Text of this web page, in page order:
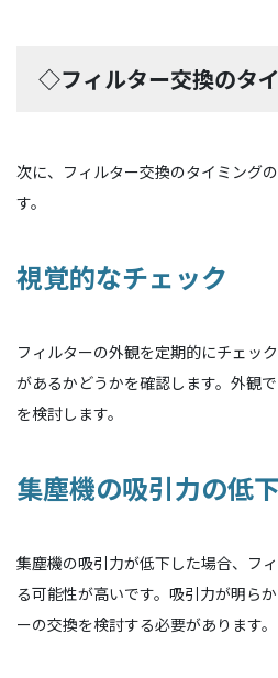
◇フィルター交換のタ
次に、フィルター交換のタイミング
す。
視覚的なチェック
フィルターの外観を定期的にチェッ
があるかどうかを確認します。外観
を検討します。
集塵機の吸引力の低下
集塵機の吸引力が低下した場合、フ
る可能性が高いです。吸引力が明ら
ーの交換を検討する必要があります。